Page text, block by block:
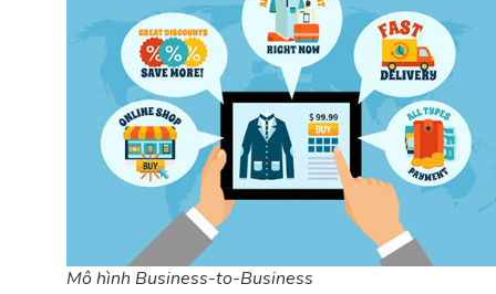
Mô hình Business-to-Business